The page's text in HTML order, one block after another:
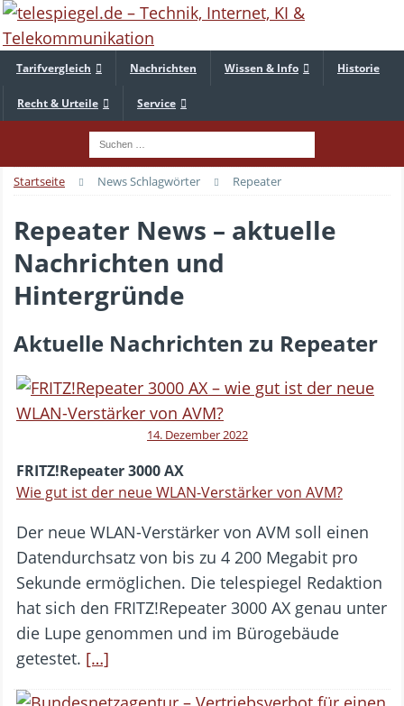
Tarifvergleich Nachrichten Wissen & Info Historie
Recht & Urteile Service
Startseite News Schlagwörter Repeater
Repeater News – aktuelle
Nachrichten und
Hintergründe
Aktuelle Nachrichten zu Repeater
14. Dezember 2022
FRITZ!Repeater 3000 AX
Wie gut ist der neue WLAN-Verstärker von AVM?
Der neue WLAN-Verstärker von AVM soll einen
Datendurchsatz von bis zu 4 200 Megabit pro
Sekunde ermöglichen. Die telespiegel Redaktion
hat sich den FRITZ!Repeater 3000 AX genau unter
die Lupe genommen und im Bürogebäude
getestet. […]